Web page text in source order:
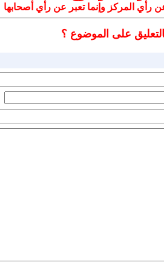
عن رأي المركز وإنما تعبر عن رأي أصحابها
على الموضوع ؟